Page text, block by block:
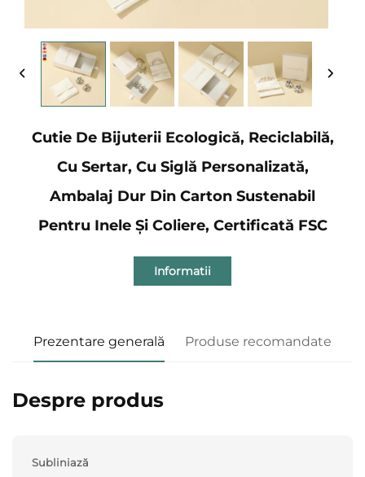
Cutie De Bijuterii Ecologică, Reciclabilă,
Cu Sertar, Cu Siglă Personalizată,
Ambalaj Dur Din Carton Sustenabil
Pentru Inele Și Coliere, Certificată FSC
Informatii
Prezentare generală Produse recomandate
Despre produs
Subliniază